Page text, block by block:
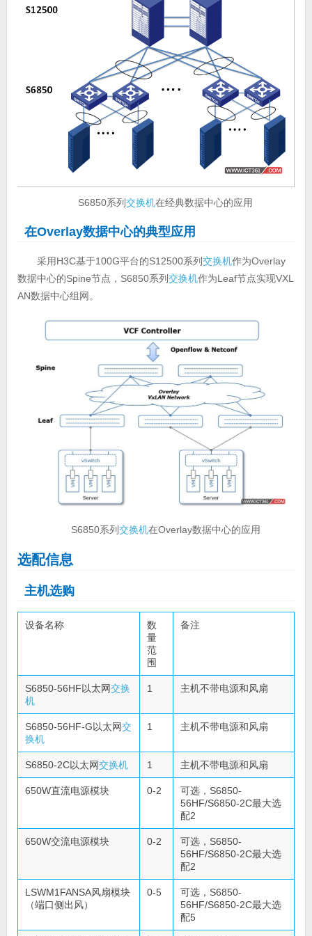
S6850系列交换机在经典数据中心的应用
在Overlay数据中心的典型应用
采用H3C基于100G平台的S12500系列交换机作为Overlay
数据中心的Spine节点，S6850系列交换机作为Leaf节点实现VXL
AN数据中心组网。
S6850系列交换机在Overlay数据中心的应用
选配信息
主机选购
设备名称
数
量
范
围
备注
S6850-56HF以太网交换
机
1 主机不带电源和风扇
S6850-56HF-G以太网交
换机
1 主机不带电源和风扇
S6850-2C以太网交换机 1 主机不带电源和风扇
650W直流电源模块 0-2
可选，S6850-
56HF/S6850-2C最大选
配2
650W交流电源模块 0-2
可选，S6850-
56HF/S6850-2C最大选
配2
LSWM1FANSA风扇模块
（端口侧出风）
0-5
可选，S6850-
56HF/S6850-2C最大选
配5